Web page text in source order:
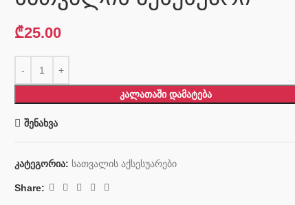
₾25.00
ᲙᲐᲚᲐᲗᲐᲨᲘ ᲓᲐᲛᲐᲢᲔᲑᲐ
შენახვა
კატეგორია: სათვალის აქსესუარები
Share: